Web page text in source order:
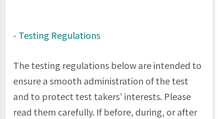
- Testing Regulations
The testing regulations below are intended to
ensure a smooth administration of the test
and to protect test takers’ interests. Please
read them carefully. If before, during, or after